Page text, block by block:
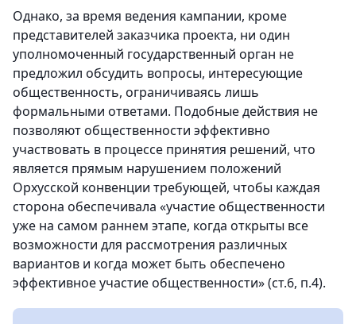
Однако, за время ведения кампании, кроме
представителей заказчика проекта, ни один
уполномоченный государственный орган не
предложил обсудить вопросы, интересующие
общественность, ограничиваясь лишь
формальными ответами. Подобные действия не
позволяют общественности эффективно
участвовать в процессе принятия решений, что
является прямым нарушением положений
Орхусской конвенции требующей, чтобы каждая
сторона обеспечивала «участие общественности
уже на самом раннем этапе, когда открыты все
возможности для рассмотрения различных
вариантов и когда может быть обеспечено
эффективное участие общественности» (ст.6, п.4).